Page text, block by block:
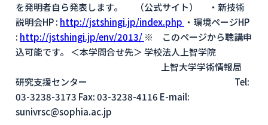
を発明者自ら発表します。 （公式サイト） ・新技術
説明会HP : http://jstshingi.jp/index.php ・環境ページHP
: http://jstshingi.jp/env/2013/ ※ このページから聴講申
込可能です。 ＜本学問合せ先＞ 学校法人上智学院
上智大学学術情報局
研究支援センター Tel:
03-3238-3173 Fax: 03-3238-4116 E-mail:
sunivrsc@sophia.ac.jp